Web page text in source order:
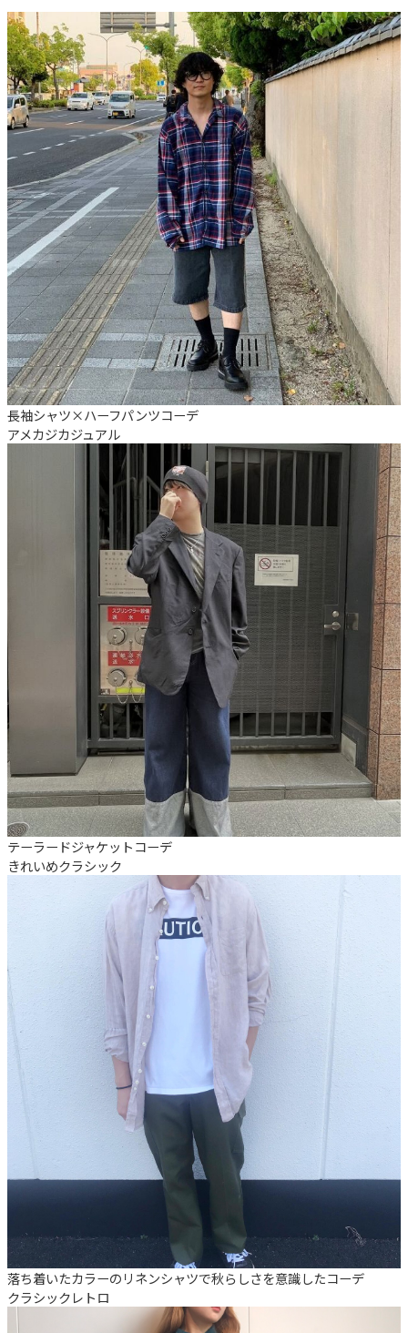
長袖シャツ×ハーフパンツコーデ
アメカジカジュアル
テーラードジャケットコーデ
きれいめクラシック
落ち着いたカラーのリネンシャツで秋らしさを意識したコーデ
クラシックレトロ